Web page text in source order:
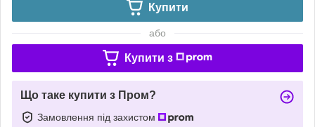
Купити
або
Купити з
Що таке купити з Пром?
Замовлення під захистом